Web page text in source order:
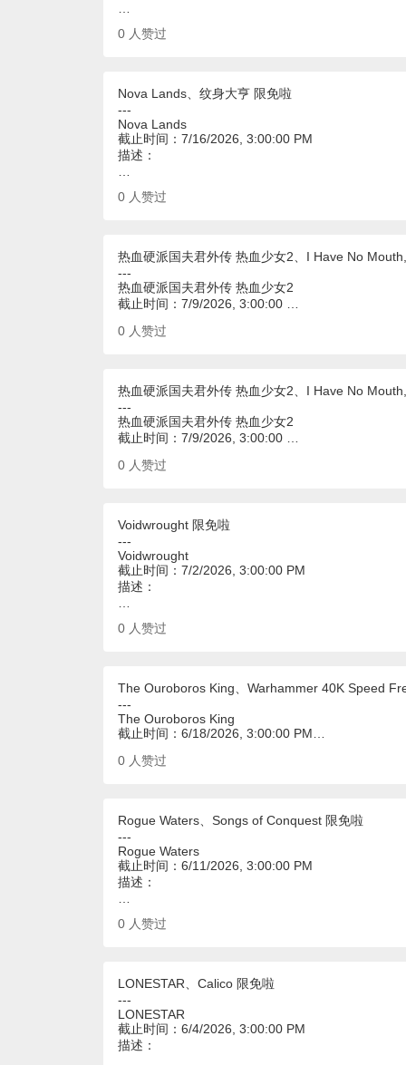
0 人赞过
Nova Lands、纹身大亨 限免啦
---
Nova Lands
截止时间：7/16/2026, 3:00:00 PM
描述：
0 人赞过
热血硬派国夫君外传 热血少女2、I Have No
---
热血硬派国夫君外传 热血少女2
截止时间：7/9/2026, 3:00:00 …
0 人赞过
热血硬派国夫君外传 热血少女2、I Have No
---
热血硬派国夫君外传 热血少女2
截止时间：7/9/2026, 3:00:00 …
0 人赞过
Voidwrought 限免啦
---
Voidwrought
截止时间：7/2/2026, 3:00:00 PM
描述：
0 人赞过
The Ouroboros King、Warhammer 40K Speed
---
The Ouroboros King
截止时间：6/18/2026, 3:00:00 PM…
0 人赞过
Rogue Waters、Songs of Conquest 限免啦
---
Rogue Waters
截止时间：6/11/2026, 3:00:00 PM
描述：
0 人赞过
LONESTAR、Calico 限免啦
---
LONESTAR
截止时间：6/4/2026, 3:00:00 PM
描述：